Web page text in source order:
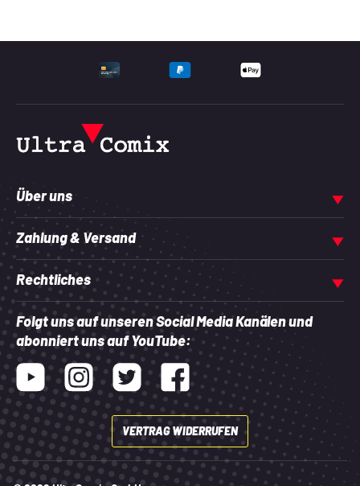
UNTERSTÜTZTE
Über uns
Zahlung & Versand
Rechtliches
Folgt uns auf unseren Social Media Kanälen und
abonniert uns auf YouTube:
Youtube InstagramTwitter Facebook
VERTRAG WIDERRUFEN